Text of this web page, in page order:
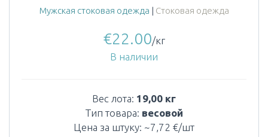
Мужская стоковая одежда | Стоковая одежда
€22.00/кг
В наличии
Вес лота: 19,00 кг
Тип товара: весовой
Цена за штуку: ~7,72 €/шт